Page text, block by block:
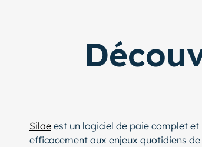
Silae est un logiciel de paie complet
efficacement aux enjeux quotidiens